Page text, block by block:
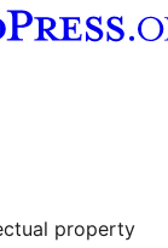
property